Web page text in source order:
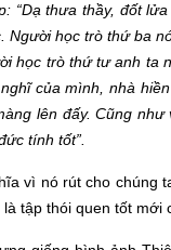
“Dạ thưa thầy, đốt
học trò thứ ba
học trò thứ tư anh ta
của mình, nhà
lên đấy. Cũng như
tính tốt”.
vì nó rút cho
tập thói quen tốt mới